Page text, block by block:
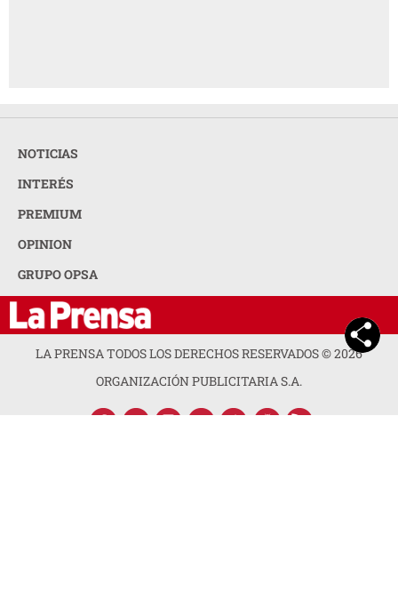
NOTICIAS
INTERÉS
PREMIUM
OPINION
GRUPO OPSA
LA PRENSA TODOS LOS DERECHOS RESERVADOS ©2026
ORGANIZACIÓN PUBLICITARIA S.A.